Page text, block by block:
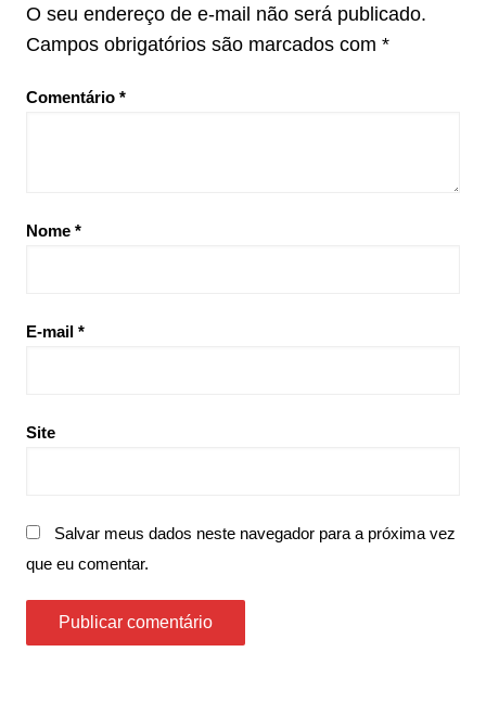
O seu endereço de e-mail não será publicado.
Campos obrigatórios são marcados com *
Comentário *
Nome *
E-mail *
Site
Salvar meus dados neste navegador para a próxima vez
que eu comentar.